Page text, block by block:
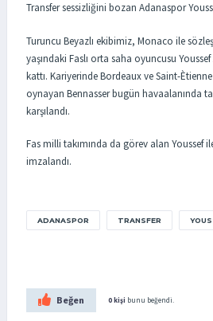
Transfer sessizliğini bozan Adanaspor
Turuncu Beyazlı ekibimiz, Monaco ile
yaşındaki Faslı orta saha oyuncusu
kattı. Kariyerinde Bordeaux ve Saint-
oynayan Bennasser bugün havaalanında
karşılandı.
Fas milli takımında da görev alan Youssef
imzalandı.
ADANASPOR TRANSFER
Beğen 0 kişi bunu beğendi.